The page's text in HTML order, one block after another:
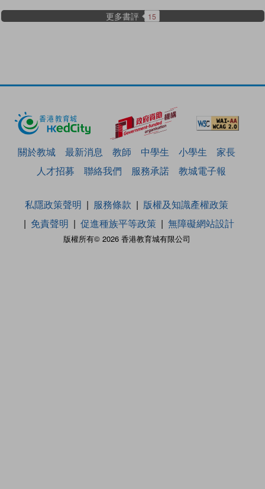
更多書評 15
關於教城 最新消息 教師 中學生 小學生
家長
人才招募
聯絡我們 服務承諾 教城電子報
版權所有© 2026 香港教育城有限公司
私隱政策聲明 服務條款
版權及知識產權政策
免責聲明
促進種族平等政策 無障礙網站設計